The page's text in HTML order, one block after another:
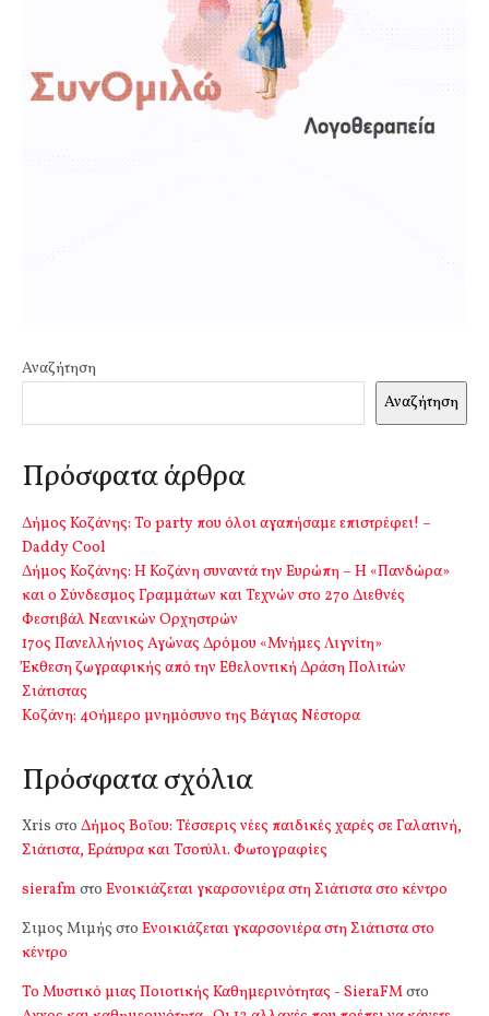
Αναζήτηση
Αναζήτηση
Πρόσφατα άρθρα
Δήμος Κοζάνης: Το party που όλοι αγαπήσαμε επιστρέφει! –
Daddy Cool
Δήμος Κοζάνης: Η Κοζάνη συναντά την Ευρώπη – Η «Πανδώρα»
και ο Σύνδεσμος Γραμμάτων και Τεχνών στο 27ο Διεθνές
Φεστιβάλ Νεανικών Ορχηστρών
17ος Πανελλήνιος Αγώνας Δρόμου «Μνήμες Λιγνίτη»
Έκθεση ζωγραφικής από την Εθελοντική Δράση Πολιτών
Σιάτιστας
Kοζάνη: 40ήμερο μνημόσυνο της Βάγιας Νέστορα
Πρόσφατα σχόλια
Xris στο Δήμος Βοΐου: Τέσσερις νέες παιδικές χαρές σε Γαλατινή,
Σιάτιστα, Εράτυρα και Τσοτύλι. Φωτογραφίες
sierafm στο Ενοικιάζεται γκαρσονιέρα στη Σιάτιστα στο κέντρο
Σιμος Μιμής στο Ενοικιάζεται γκαρσονιέρα στη Σιάτιστα στο
κέντρο
Το Μυστικό μιας Ποιοτικής Καθημερινότητας - SieraFMστο